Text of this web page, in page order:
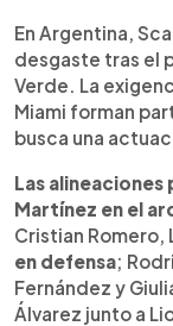
En Argentina,
desgaste tras el
Verde. La
Miami forman
busca una
Las
Martínez en el
Cristian Romero,
en defensa;
Fernández y
Álvarez junto a